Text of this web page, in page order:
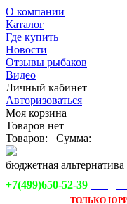
О компании
Каталог
Где купить
Новости
Отзывы рыбаков
Видео
Личный кабинет
Авторизоваться
Моя корзина
Товаров нет
Товаров:
Сумма:
бюджетная альтернатива
+7(499)650-52-39
ТОЛЬКО